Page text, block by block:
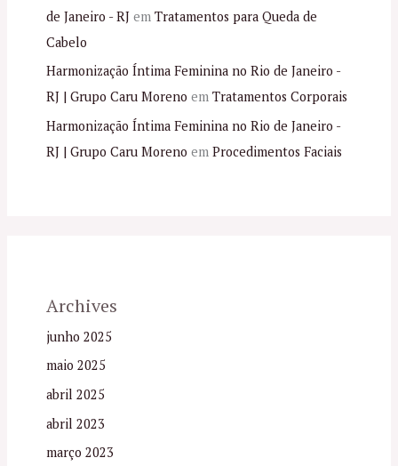
de Janeiro - RJem Tratamentos para Queda de
Cabelo
Harmonização Íntima Feminina no Rio de Janeiro -
RJ | Grupo Caru Moreno em Tratamentos Corporais
Harmonização Íntima Feminina no Rio de Janeiro -
RJ | Grupo Caru Moreno em Procedimentos Faciais
Archives
junho 2025
maio 2025
abril 2025
abril 2023
março 2023